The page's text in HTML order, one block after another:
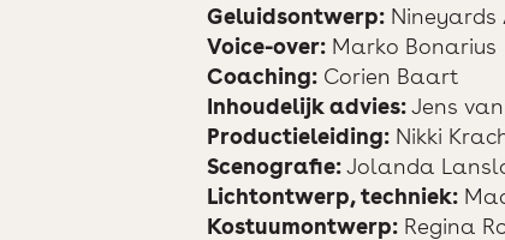
Geluidsontwerp: Nineyards
Voice-over: Marko Bonarius
Coaching: Corien Baart
Inhoudelijk advies:Jens
Productieleiding: Nikki
Scenografie:Jolanda
Lichtontwerp, techniek:
Kostuumontwerp: Regina